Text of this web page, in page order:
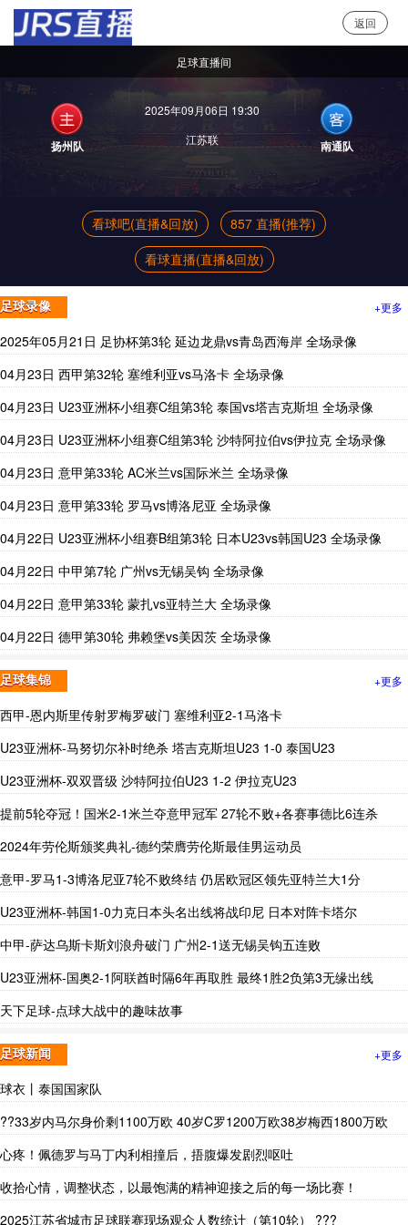
返回
足球直播间
扬州队
2025年09月06日 19:30
江苏联
南通队
看球吧(直播&回放)
857 直播(推荐)
看球直播(直播&回放)
足球录像 +更多
2025年05月21日 足协杯第3轮 延边龙鼎vs青岛西海岸 全场录像
04月23日 西甲第32轮 塞维利亚vs马洛卡 全场录像
04月23日 U23亚洲杯小组赛C组第3轮 泰国vs塔吉克斯坦 全场录像
04月23日 U23亚洲杯小组赛C组第3轮 沙特阿拉伯vs伊拉克 全场录像
04月23日 意甲第33轮 AC米兰vs国际米兰 全场录像
04月23日 意甲第33轮 罗马vs博洛尼亚 全场录像
04月22日 U23亚洲杯小组赛B组第3轮 日本U23vs韩国U23 全场录像
04月22日 中甲第7轮 广州vs无锡吴钩 全场录像
04月22日 意甲第33轮 蒙扎vs亚特兰大 全场录像
04月22日 德甲第30轮 弗赖堡vs美因茨 全场录像
足球集锦 +更多
西甲-恩内斯里传射罗梅罗破门 塞维利亚2-1马洛卡
U23亚洲杯-马努切尔补时绝杀 塔吉克斯坦U23 1-0 泰国U23
U23亚洲杯-双双晋级 沙特阿拉伯U23 1-2 伊拉克U23
提前5轮夺冠！国米2-1米兰夺意甲冠军 27轮不败+各赛事德比6连杀
2024年劳伦斯颁奖典礼-德约荣膺劳伦斯最佳男运动员
意甲-罗马1-3博洛尼亚7轮不败终结 仍居欧冠区领先亚特兰大1分
U23亚洲杯-韩国1-0力克日本头名出线将战印尼 日本对阵卡塔尔
中甲-萨达乌斯卡斯刘浪舟破门 广州2-1送无锡吴钩五连败
U23亚洲杯-国奥2-1阿联酋时隔6年再取胜 最终1胜2负第3无缘出线
天下足球-点球大战中的趣味故事
足球新闻 +更多
球衣丨泰国国家队
??33岁内马尔身价剩1100万欧 40岁C罗1200万欧38岁梅西1800万欧
心疼！佩德罗与马丁内利相撞后，捂腹爆发剧烈呕吐
收拾心情，调整状态，以最饱满的精神迎接之后的每一场比赛！
2025江苏省城市足球联赛现场观众人数统计（第10轮） ???